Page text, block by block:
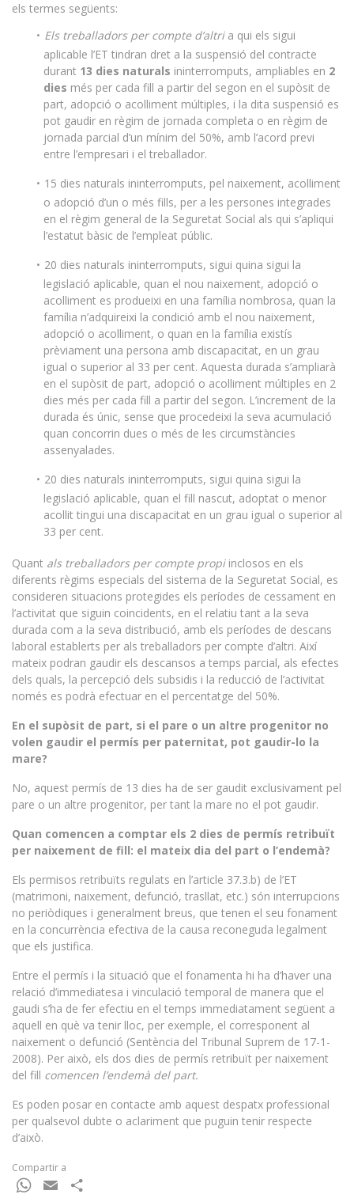
els termes següents:
Els treballadors per compte d’altri a qui els sigui
aplicable l’ET tindran dret a la suspensió del contracte
durant 13 dies naturals ininterromputs, ampliables en 2
dies més per cada fill a partir del segon en el supòsit de
part, adopció o acolliment múltiples, i la dita suspensió es
pot gaudir en règim de jornada completa o en règim de
jornada parcial d’un mínim del 50%, amb l’acord previ
entre l’empresari i el treballador.
15 dies naturals ininterromputs, pel naixement, acolliment
o adopció d’un o més fills, per a les persones integrades
en el règim general de la Seguretat Social als qui s’apliqui
l’estatut bàsic de l’empleat públic.
20 dies naturals ininterromputs, sigui quina sigui la
legislació aplicable, quan el nou naixement, adopció o
acolliment es produeixi en una família nombrosa, quan la
família n’adquireixi la condició amb el nou naixement,
adopció o acolliment, o quan en la família existís
prèviament una persona amb discapacitat, en un grau
igual o superior al 33 per cent. Aquesta durada s’ampliarà
en el supòsit de part, adopció o acolliment múltiples en 2
dies més per cada fill a partir del segon. L’increment de la
durada és únic, sense que procedeixi la seva acumulació
quan concorrin dues o més de les circumstàncies
assenyalades.
20 dies naturals ininterromputs, sigui quina sigui la
legislació aplicable, quan el fill nascut, adoptat o menor
acollit tingui una discapacitat en un grau igual o superior al
33 per cent.
Quant als treballadors per compte propi inclosos en els
diferents règims especials del sistema de la Seguretat Social, es
consideren situacions protegides els períodes de cessament en
l’activitat que siguin coincidents, en el relatiu tant a la seva
durada com a la seva distribució, amb els períodes de descans
laboral establerts per als treballadors per compte d’altri. Així
mateix podran gaudir els descansos a temps parcial, als efectes
dels quals, la percepció dels subsidis i la reducció de l’activitat
només es podrà efectuar en el percentatge del 50%.
En el supòsit de part, si el pare o un altre progenitor no
volen gaudir el permís per paternitat, pot gaudir-lo la
mare?
No, aquest permís de 13 dies ha de ser gaudit exclusivament pel
pare o un altre progenitor, per tant la mare no el pot gaudir.
Quan comencen a comptar els 2 dies de permís retribuït
per naixement de fill: el mateix dia del part o l’endemà?
Els permisos retribuïts regulats en l’article 37.3.b) de l’ET
(matrimoni, naixement, defunció, trasllat, etc.) són interrupcions
no periòdiques i generalment breus, que tenen el seu fonament
en la concurrència efectiva de la causa reconeguda legalment
que els justifica.
Entre el permís i la situació que el fonamenta hi ha d’haver una
relació d’immediatesa i vinculació temporal de manera que el
gaudi s’ha de fer efectiu en el temps immediatament següent a
aquell en què va tenir lloc, per exemple, el corresponent al
naixement o defunció (Sentència del Tribunal Suprem de 17-1-
2008). Per això, els dos dies de permís retribuït per naixement
del fill comencen l’endemà del part.
Es poden posar en contacte amb aquest despatx professional
per qualsevol dubte o aclariment que puguin tenir respecte
d’això.
Compartir a
WhatsApp
Email